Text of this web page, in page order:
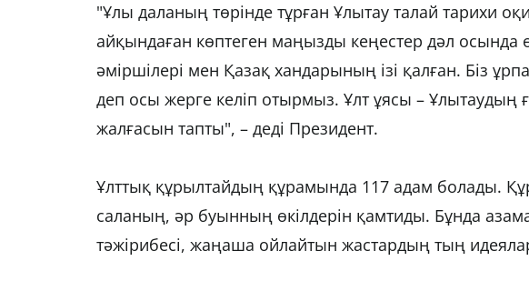
"Ұлы даланың төрінде тұрған Ұлытау талай тарихи
айқындаған көптеген маңызды кеңестер дәл осында
әміршілері мен Қазақ хандарының ізі қалған. Біз
деп осы жерге келіп отырмыз. Ұлт ұясы –
жалғасын тапты", – деді Президент.
Ұлттық құрылтайдың құрамында 117 адам болады.
саланың, әр буынның өкілдерін қамтиды. Бұнда
тәжірибесі, жаңаша ойлайтын жастардың тың